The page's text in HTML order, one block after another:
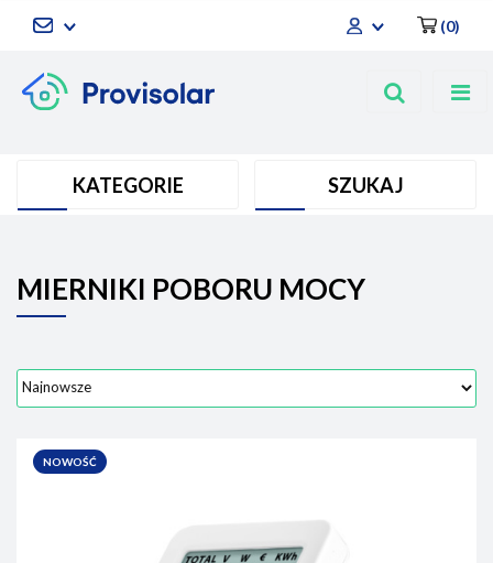
Zaloguj się
(0)
KATEGORIE SZUKAJ
MIERNIKI POBORU MOCY
NOWOŚĆ